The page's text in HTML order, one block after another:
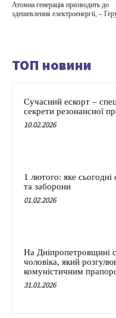
Атомна генерація призводить до
здешевлення електроенергії, –
ТОП новини
Сучасний ескорт –
секрети резонансної
10.02.2026
1 лютого: яке сьогодні
та заборони
01.02.2026
На Дніпропетровщині
чоловіка, який
комуністичним
31.01.2026